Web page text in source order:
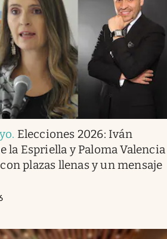
. Elecciones 2026: Iván
la Espriella y Paloma Valencia
plazas llenas y un mensaje